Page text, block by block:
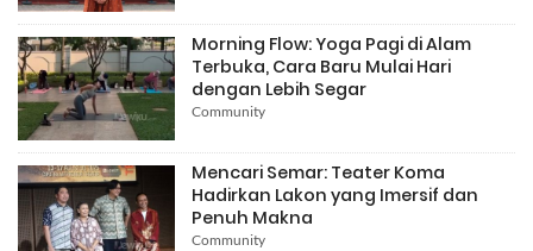
Morning Flow: Yoga Pagi di Alam
Terbuka, Cara Baru Mulai Hari
dengan Lebih Segar
Community
Mencari Semar: Teater Koma
Hadirkan Lakon yang Imersif dan
Penuh Makna
Community